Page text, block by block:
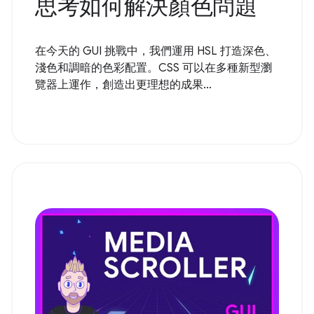
思考如何解決顏色問題
在今天的 GUI 挑戰中，我們運用 HSL 打造深色、
淺色和調暗的色彩配置。CSS 可以在多種新型瀏
覽器上運作，創造出更理想的成果...